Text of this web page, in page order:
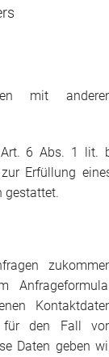
mit
Art. 6 Abs. 1 lit.
Erfüllung
gestattet.
für den Fall
Daten geben